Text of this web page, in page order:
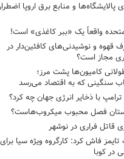
پالایشگاه‌ها و منابع برق اروپا
متحده واقعاً یک «ببر کاغذی» است!
قهوه و نوشیدنی‌های کافئین‌دار در
مجاز است؟
کامیون‌ها پشت مرز؛
سنگینی که به اقتصاد می‌رسد
با ذخایر انرژی جهان چه کرد؟
فصل محبوب میکروب‌هاست؟
قاتل فراری در نوشهر
تایمز فاش کرد: کارگروه ویژه سیا برای
در کوبا